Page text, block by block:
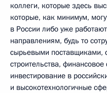
коллеги, которые здесь
которые, как минимум,
в России либо уже
направлениям, будь то
сырьевыми поставщиками,
строительства, финансовое
инвестирование в
и высокотехнологичные